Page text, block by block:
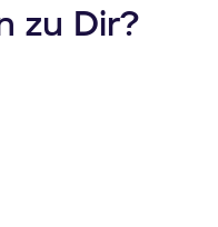
zu Dir?